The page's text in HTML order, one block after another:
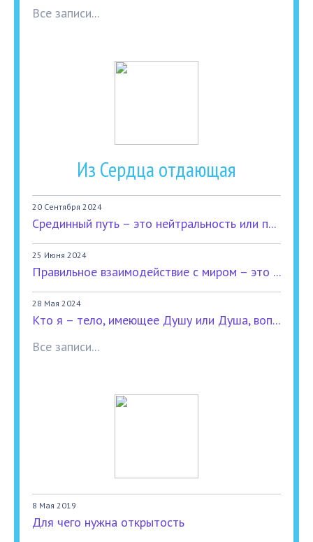
Все записи...
Из Сердца отдающая
20 Сентября 2024
Срединный путь – это нейтральность или п...
25 Июня 2024
Правильное взаимодействие с миром – это ...
28 Мая 2024
Кто я – тело, имеющее Душу или Душа, воп...
Все записи...
8 Мая 2019
Для чего нужна открытость